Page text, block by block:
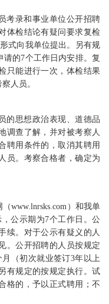
考录和事业单位公开招聘
体检结论有疑问要求复检
式向我单位提出。另有规
的7个工作日内安排。复
只能进行一次，体检结果
人员。
的思想政治表现、道德品
调查了解，并对被考察人
聘用条件的，取消其聘用
员。考察合格者，确定为
www.lnrsks.com）和我单
，公示期为7个工作日。公
续。对于公示有疑义的人
。公开招聘的人员按规定
（初次就业签订3年以上
有规定的按规定执行。试
格的，予以正式聘用；不